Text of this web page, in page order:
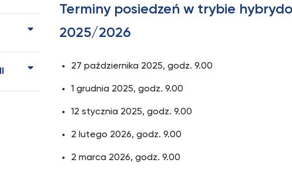
Terminy posiedzeń w trybie
2025/2026
27 października 2025, godz. 9.00
1 grudnia 2025, godz. 9.00
12 stycznia 2025, godz. 9.00
2 lutego 2026, godz. 9.00
2 marca 2026, godz. 9.00